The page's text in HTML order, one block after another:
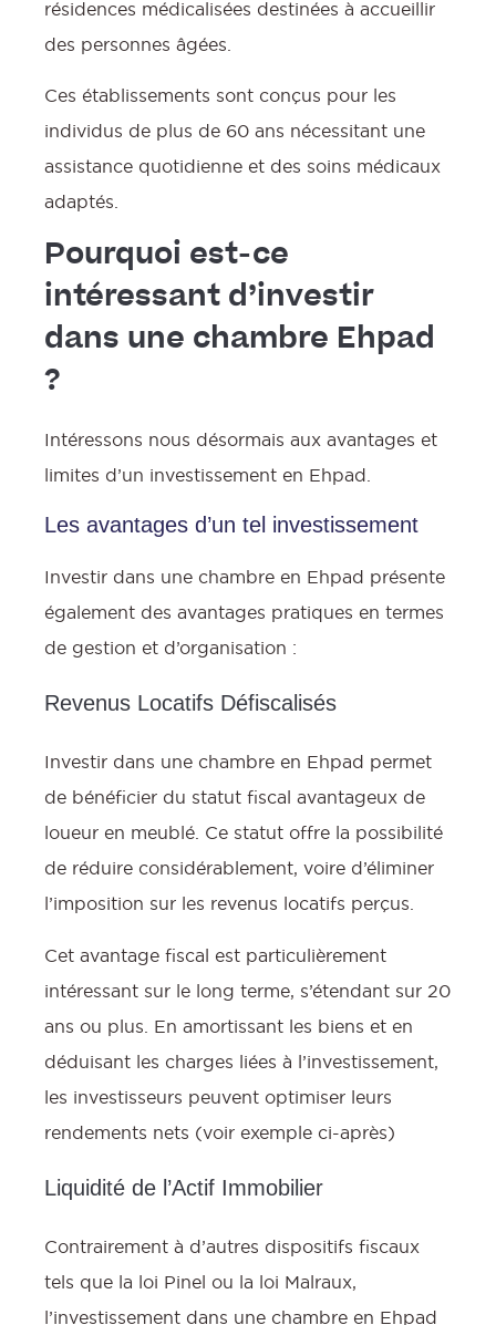
résidences médicalisées destinées à accueillir
des personnes âgées.
Ces établissements sont conçus pour les
individus de plus de 60 ans nécessitant une
assistance quotidienne et des soins médicaux
adaptés.
Pourquoi est-ce
intéressant d’investir
dans une chambre Ehpad
?
Intéressons nous désormais aux avantages et
limites d’un investissement en Ehpad.
Les avantages d’un tel investissement
Investir dans une chambre en Ehpad présente
également des avantages pratiques en termes
de gestion et d’organisation :
Revenus Locatifs Défiscalisés
Investir dans une chambre en Ehpad permet
de bénéficier du statut fiscal avantageux de
loueur en meublé. Ce statut offre la possibilité
de réduire considérablement, voire d’éliminer
l’imposition sur les revenus locatifs perçus.
Cet avantage fiscal est particulièrement
intéressant sur le long terme, s’étendant sur 20
ans ou plus. En amortissant les biens et en
déduisant les charges liées à l’investissement,
les investisseurs peuvent optimiser leurs
rendements nets (voir exemple ci-après)
Liquidité de l’Actif Immobilier
Contrairement à d’autres dispositifs fiscaux
tels que la loi Pinel ou la loi Malraux,
l’investissement dans une chambre en Ehpad